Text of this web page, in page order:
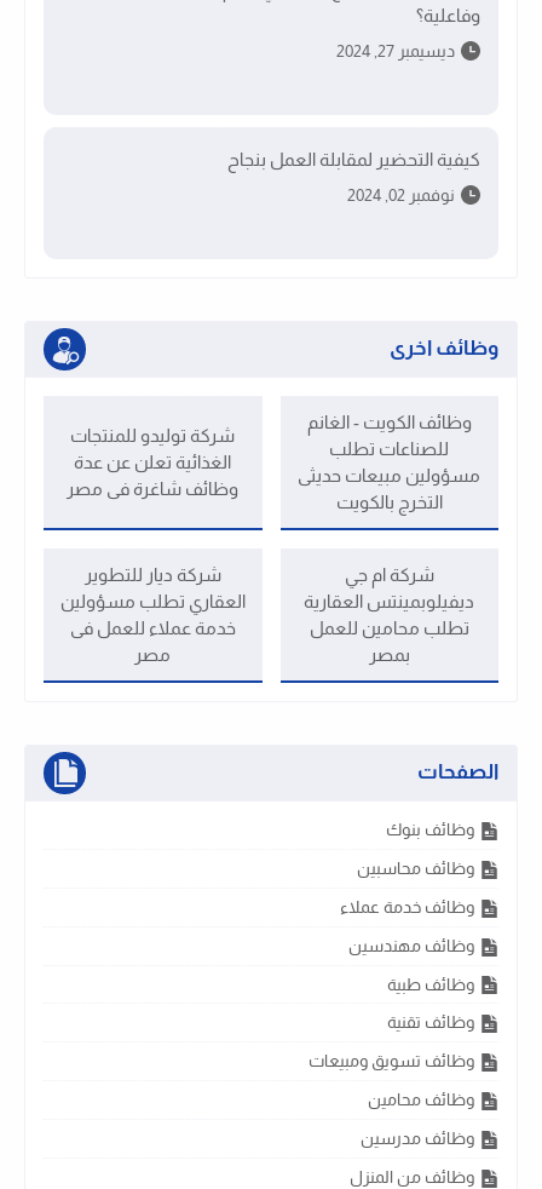
وفاعلية؟
ديسيمبر 27, 2024
كيفية التحضير لمقابلة العمل بنجاح
نوفمبر 02, 2024
وظائف اخرى
وظائف الكويت - الغانم
للصناعات تطلب
مسؤولين مبيعات حديثى
التخرج بالكويت
شركة توليدو للمنتجات
الغذائية تعلن عن عدة
وظائف شاغرة فى مصر
شركة ام جي
ديفيلوبمينتس العقارية
تطلب محامين للعمل
بمصر
شركة ديار للتطوير
العقاري تطلب مسؤولين
خدمة عملاء للعمل فى
مصر
الصفحات
وظائف بنوك
وظائف محاسبين
وظائف خدمة عملاء
وظائف مهندسين
وظائف طبية
وظائف تقنية
وظائف تسويق ومبيعات
وظائف محامين
وظائف مدرسين
وظائف من المنزل